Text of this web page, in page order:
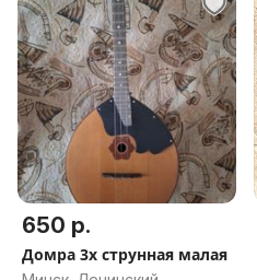
650 р.
Домра 3х струнная малая